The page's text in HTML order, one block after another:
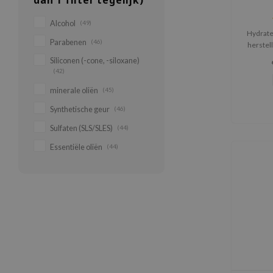
Alcohol (49)
Parabenen (46)
Siliconen (-cone, -siloxane)
(42)
minerale oliën (45)
Synthetische geur (46)
Sulfaten (SLS/SLES) (44)
Essentiële oliën (44)